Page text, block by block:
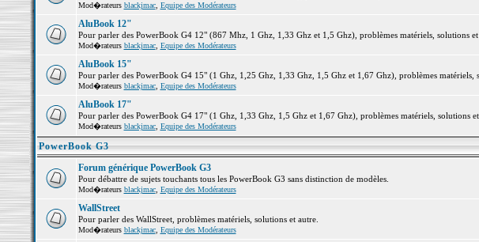
Mod�rateurs blackjmac, Equipe des Modérateurs
AluBook 12"
Pour parler des PowerBook G4 12" (867 Mhz, 1 Ghz, 1,33 Ghz et 1,5 Ghz), problèmes matériels, solutions et
Mod�rateurs blackjmac, Equipe des Modérateurs
AluBook 15"
Pour parler des PowerBook G4 15" (1 Ghz, 1,25 Ghz, 1,33 Ghz, 1,5 Ghz et 1,67 Ghz), problèmes matériels,
Mod�rateurs blackjmac, Equipe des Modérateurs
AluBook 17"
Pour parler des PowerBook G4 17" (1 Ghz, 1,33 Ghz, 1,5 Ghz et 1,67 Ghz), problèmes matériels, solutions et
Mod�rateurs blackjmac, Equipe des Modérateurs
PowerBook G3
Forum générique PowerBook G3
Pour débattre de sujets touchants tous les PowerBook G3 sans distinction de modèles.
Mod�rateurs blackjmac, Equipe des Modérateurs
WallStreet
Pour parler des WallStreet, problèmes matériels, solutions et autre.
Mod�rateurs blackjmac, Equipe des Modérateurs